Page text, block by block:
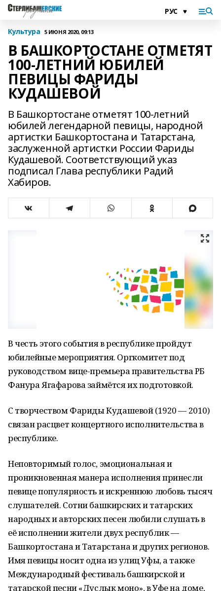
Культура 5 ИЮНЯ 2020, 09:13
В БАШКОРТОСТАНЕ ОТМЕТЯТ
100-ЛЕТНИЙ ЮБИЛЕЙ
ПЕВИЦЫ ФАРИДЫ
КУДАШЕВОЙ
В Башкортостане отметят 100-летний
юбилей легендарной певицы, народной
артистки Башкортостана и Татарстана,
заслуженной артистки России Фариды
Кудашевой. Соответствующий указ
подписал Глава республики Радий
Хабиров.
В честь этого события в республике пройдут
юбилейные мероприятия. Оргкомитет под
руководством вице-премьера правительства РБ
Фанура Ягафарова займётся их подготовкой.
С творчеством Фариды Кудашевой (1920 — 2010)
связан расцвет концертного исполнительства в
республике.
Неповторимый голос, эмоциональная и
проникновенная манера исполнения принесли
певице популярность и искреннюю любовь тысяч
слушателей. Сотни башкирских и татарских
народных и авторских песен любили слушать в
её исполнении жители двух республик —
Башкортостана и Татарстана и других регионов.
Имя певицы носит одна из улиц Уфы, а также
Международный фестиваль башкирской и
татарской песни «Дуслык моно», в Уфе на доме,